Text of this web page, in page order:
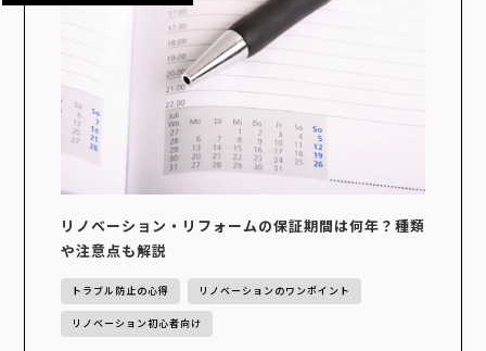
リノベーション・リフォームの保証期間は何年？種類
や注意点も解説
トラブル防止の心得 リノベーションのワンポイント
リノベーション初心者向け